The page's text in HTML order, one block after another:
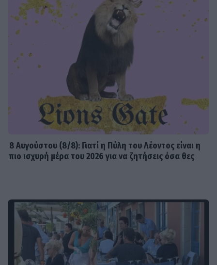
8 Aυγούστου (8/8): Γιατί η Πύλη του Λέοντος είναι η
πιο ισχυρή μέρα του 2026 για να ζητήσεις όσα θες